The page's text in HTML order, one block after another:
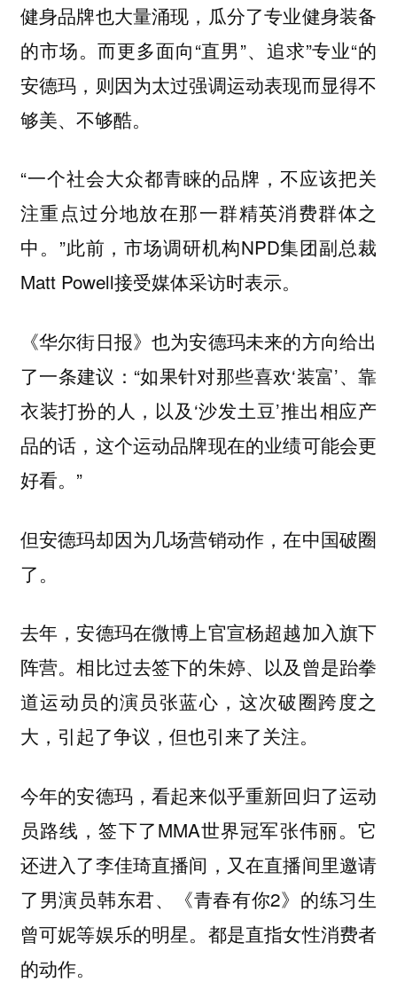
健身品牌也大量涌现，瓜分了专业健身装备
的市场。而更多面向“直男”、追求”专业“的
安德玛，则因为太过强调运动表现而显得不
够美、不够酷。
“一个社会大众都青睐的品牌，不应该把关
注重点过分地放在那一群精英消费群体之
中。”此前，市场调研机构NPD集团副总裁
Matt Powell接受媒体采访时表示。
《华尔街日报》也为安德玛未来的方向给出
了一条建议：“如果针对那些喜欢‘装富’、靠
衣装打扮的人，以及‘沙发土豆’推出相应产
品的话，这个运动品牌现在的业绩可能会更
好看。”
但安德玛却因为几场营销动作，在中国破圈
了。
去年，安德玛在微博上官宣杨超越加入旗下
阵营。相比过去签下的朱婷、以及曾是跆拳
道运动员的演员张蓝心，这次破圈跨度之
大，引起了争议，但也引来了关注。
今年的安德玛，看起来似乎重新回归了运动
员路线，签下了MMA世界冠军张伟丽。它
还进入了李佳琦直播间，又在直播间里邀请
了男演员韩东君、《青春有你2》的练习生
曾可妮等娱乐的明星。都是直指女性消费者
的动作。